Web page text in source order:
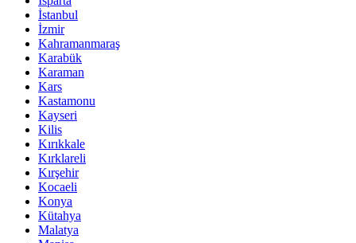
İstanbul
İzmir
Kahramanmaraş
Karabük
Karaman
Kars
Kastamonu
Kayseri
Kilis
Kırıkkale
Kırklareli
Kırşehir
Kocaeli
Konya
Kütahya
Malatya